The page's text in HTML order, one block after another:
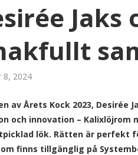
Jaks
8, 2024
av Årets Kock 2023,
och innovation – Kalixlöjrom
lök. Rätten är perfekt
finns tillgänglig på